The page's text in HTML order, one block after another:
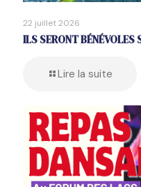
22 juillet 2026
ILS SERONT BÉNÉVOLES
Lire la suite